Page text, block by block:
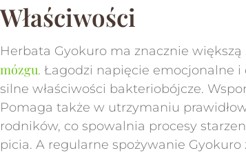
Właściwości
Herbata Gyokuro ma znacznie
mózgu. Łagodzi napięcie emocjonalne i
silne właściwości bakteriobójcze.
Pomaga także w utrzymaniu
rodników, co spowalnia procesy
picia. A regularne spożywanie